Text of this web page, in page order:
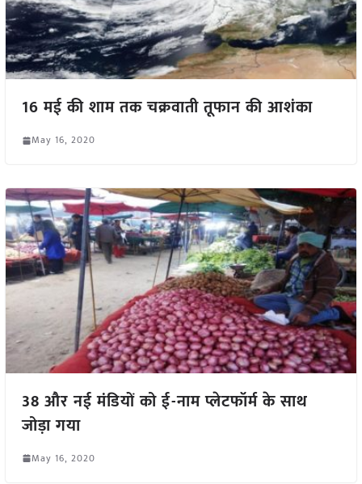
16 मई की शाम तक चक्रवाती तूफान की आशंका
May 16, 2020
38 और नई मंडियों को ई-नाम प्लेटफॉर्म के साथ
जोड़ा गया
May 16, 2020